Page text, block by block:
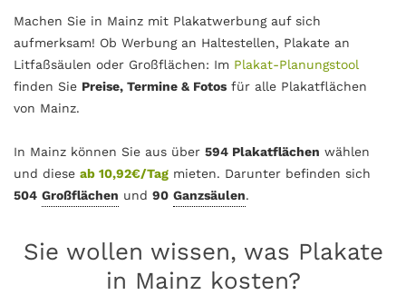
Machen Sie in Mainz mit Plakatwerbung auf sich
aufmerksam! Ob Werbung an Haltestellen, Plakate an
Litfaßsäulen oder Großflächen: Im Plakat-Planungstool
finden Sie Preise, Termine & Fotos für alle Plakatflächen
von Mainz.
In Mainz können Sie aus über 594 Plakatflächen wählen
und diese ab 10,92€/Tag mieten. Darunter befinden sich
504 Großflächen und 90 Ganzsäulen.
Sie wollen wissen, was Plakate
in Mainz kosten?